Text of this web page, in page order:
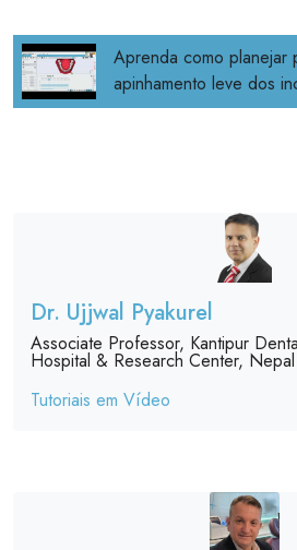
Aprenda como planejar
apinhamento leve dos
Dr. Ujjwal Pyakurel
Associate Professor, Kantipur
Hospital & Research Center, Nepal
Tutoriais em Vídeo